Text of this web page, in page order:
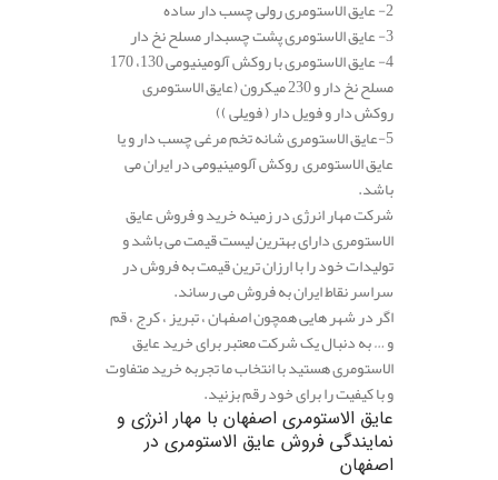
2- عایق الاستومری رولی چسب دار ساده
3- عایق الاستومری پشت چسبدار مسلح نخ دار
4- عایق الاستومری با روکش آلومینیومی 130، 170
مسلح نخ دار و 230 میکرون (عایق الاستومری
روکش دار و فویل دار ( فویلی ))
5-عایق الاستومری شانه تخم مرغی چسب دار و یا
عایق الاستومری روکش آلومینیومی در ایران می
باشد.
شرکت مهار انرژی در زمینه خرید و فروش عایق
الاستومری دارای بهترین لیست قیمت می باشد و
تولیدات خود را با ارزان ترین قیمت به فروش در
سراسر نقاط ایران به فروش می رساند.
اگر در شهر هایی همچون اصفهان ، تبریز ، کرج ، قم
و … به دنبال یک شرکت معتبر برای خرید عایق
الاستومری هستید با انتخاب ما تجربه خرید متفاوت
و با کیفیت را برای خود رقم بزنید.
عایق الاستومری اصفهان با مهار انرژی و
نمایندگی فروش عایق الاستومری در
اصفهان